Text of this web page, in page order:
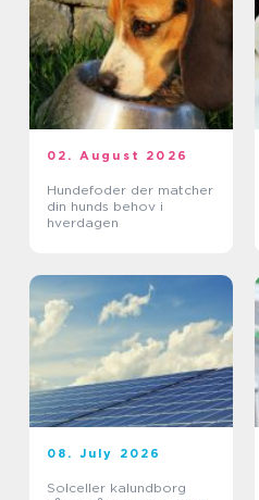
02. August 2026
Hundefoder der matcher
din hunds behov i
hverdagen
08. July 2026
Solceller kalundborg